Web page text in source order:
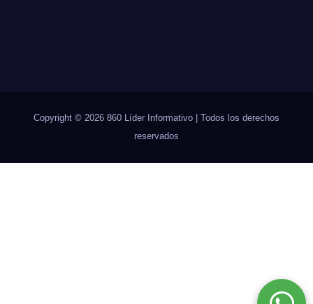
Copyright © 2026 860 Líder Informativo | Todos los derechos
reservados